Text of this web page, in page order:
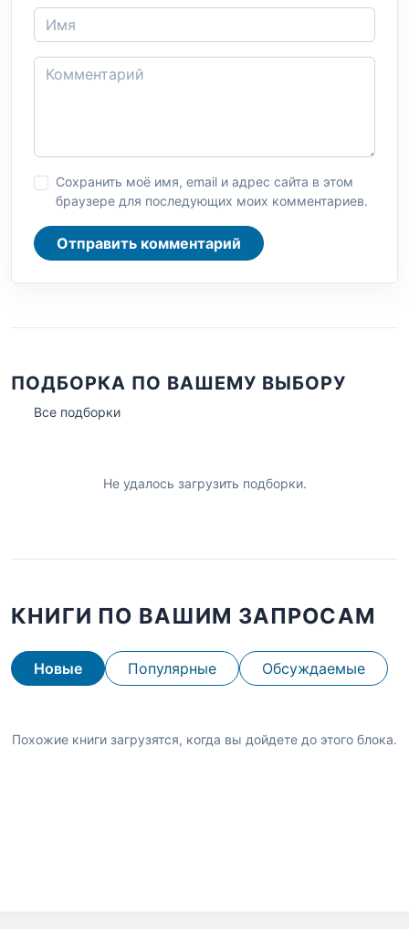
Сохранить моё имя, email и адрес сайта в этом
браузере для последующих моих комментариев.
Отправить комментарий
ПОДБОРКА ПО ВАШЕМУ ВЫБОРУ
Все подборки
Не удалось загрузить подборки.
КНИГИ ПО ВАШИМ ЗАПРОСАМ
Новые Популярные Обсуждаемые
Похожие книги загрузятся, когда вы дойдете до этого блока.